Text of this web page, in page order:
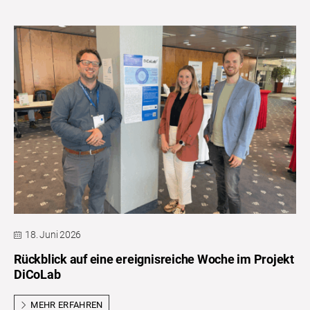
18. Juni 2026
Rückblick auf eine ereignisreiche Woche im Projekt
DiCoLab
MEHR ERFAHREN